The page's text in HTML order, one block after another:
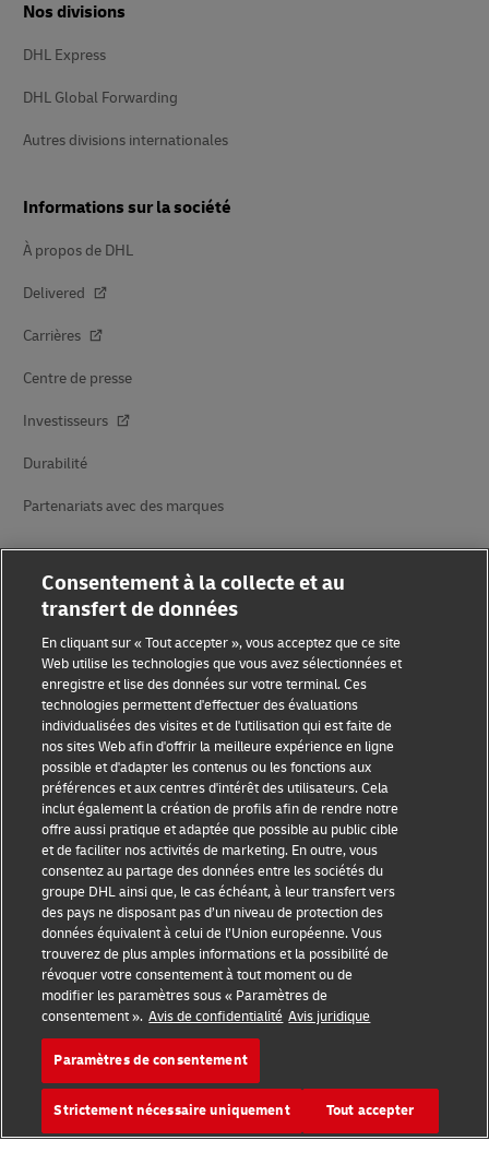
Nos divisions
DHL Express
DHL Global Forwarding
Autres divisions internationales
Informations sur la société
À propos de DHL
Delivered
Carrières
Centre de presse
Investisseurs
Durabilité
Partenariats avec des marques
Sensibilisation à la fraude
Mention légale
Conditions d’utilisation
Avis de confidentialité
Informations complémentaires
Paramètres des cookies
Suivez-nous
2026 © - all rights reserved
Consentement à la collecte et au
transfert de données
En cliquant sur « Tout accepter », vous acceptez que ce site
Web utilise les technologies que vous avez sélectionnées et
enregistre et lise des données sur votre terminal. Ces
technologies permettent d'effectuer des évaluations
individualisées des visites et de l'utilisation qui est faite de
nos sites Web afin d'offrir la meilleure expérience en ligne
possible et d'adapter les contenus ou les fonctions aux
préférences et aux centres d'intérêt des utilisateurs. Cela
inclut également la création de profils afin de rendre notre
offre aussi pratique et adaptée que possible au public cible
et de faciliter nos activités de marketing. En outre, vous
consentez au partage des données entre les sociétés du
groupe DHL ainsi que, le cas échéant, à leur transfert vers
des pays ne disposant pas d’un niveau de protection des
données équivalent à celui de l’Union européenne. Vous
trouverez de plus amples informations et la possibilité de
révoquer votre consentement à tout moment ou de
modifier les paramètres sous « Paramètres de
consentement ». Avis de confidentialité Avis juridique
Paramètres de consentement
Strictement nécessaire uniquement Tout accepter